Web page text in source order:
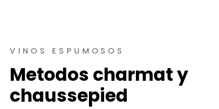
VINOS ESPUMOSOS
Metodos charmat y
chaussepied